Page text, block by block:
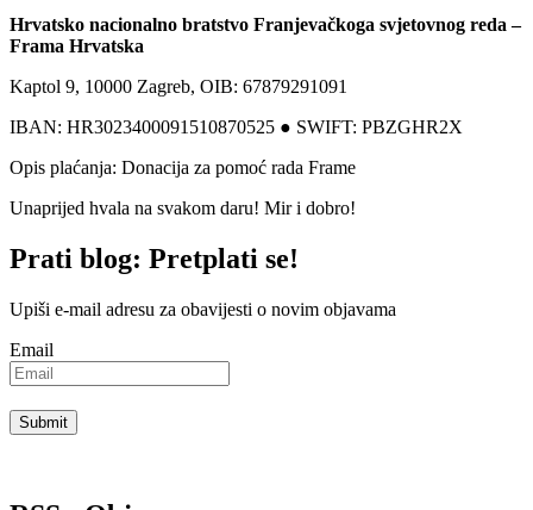
Hrvatsko nacionalno bratstvo Franjevačkoga svjetovnog reda –
Frama Hrvatska
Kaptol 9, 10000 Zagreb, OIB: 67879291091
IBAN: HR3023400091510870525 ● SWIFT: PBZGHR2X
Opis plaćanja: Donacija za pomoć rada Frame
Unaprijed hvala na svakom daru! Mir i dobro!
Prati blog: Pretplati se!
Upiši e-mail adresu za obavijesti o novim objavama
Email